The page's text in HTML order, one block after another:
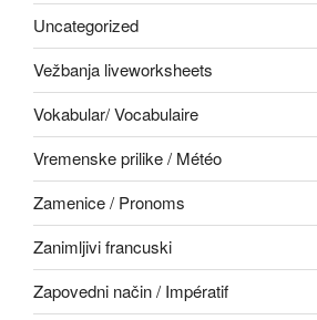
Uncategorized
Vežbanja liveworksheets
Vokabular/ Vocabulaire
Vremenske prilike / Météo
Zamenice / Pronoms
Zanimljivi francuski
Zapovedni način / Impératif